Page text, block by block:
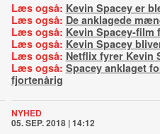
Læs også: Kevin Spacey er
Læs også: De anklagede
Læs også: Kevin Spacey-
Læs også: Kevin Spacey
Læs også: Netflix fyrer Kevin
Læs også: Spacey anklaget
fjortenårig
NYHED
05. SEP. 2018 | 14:12